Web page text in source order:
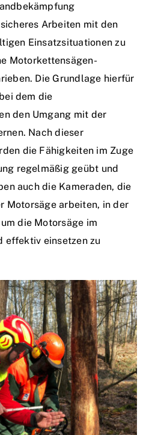
Arbeiten mit den
Einsatzsituationen zu
Motorkettensägen-
Die Grundlage hierfür
dem die
den Umgang mit der
Nach dieser
die Fähigkeiten im Zuge
regelmäßig geübt und
auch die Kameraden, die
Motorsäge arbeiten, in der
die Motorsäge im
effektiv einsetzen zu